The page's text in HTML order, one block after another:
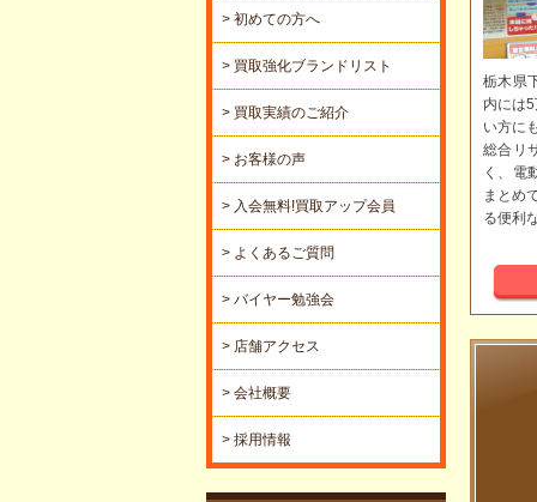
栃木県
内には
い方に
総合リ
く、電
まとめ
る便利
> 初めての方へ
> 買取強化ブランドリスト
> 買取実績のご紹介
> お客様の声
> 入会無料!買取アップ会員
> よくあるご質問
> バイヤー勉強会
> 店舗アクセス
> 会社概要
> 採用情報